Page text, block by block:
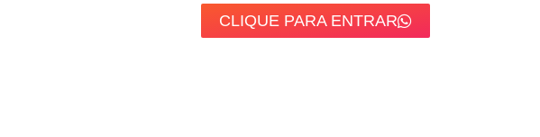
CLIQUE PARA ENTRAR